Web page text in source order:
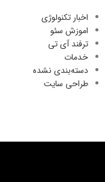
اخبار تکنولوژی
اموزش سئو
ترفند آی تی
خدمات
دسته‌بندی نشده
طراحی سایت